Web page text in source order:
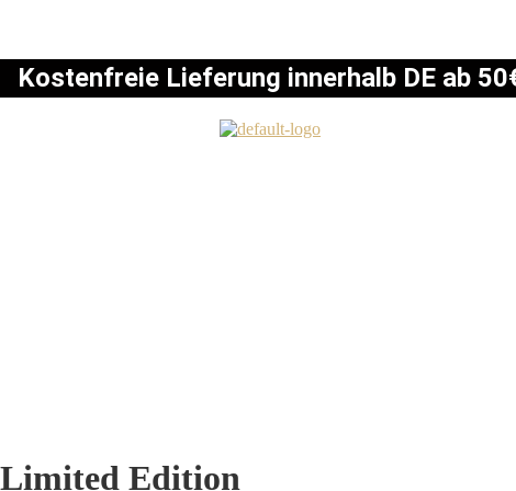
Kostenfreie Lieferung innerhalb DE ab
Limited Edition